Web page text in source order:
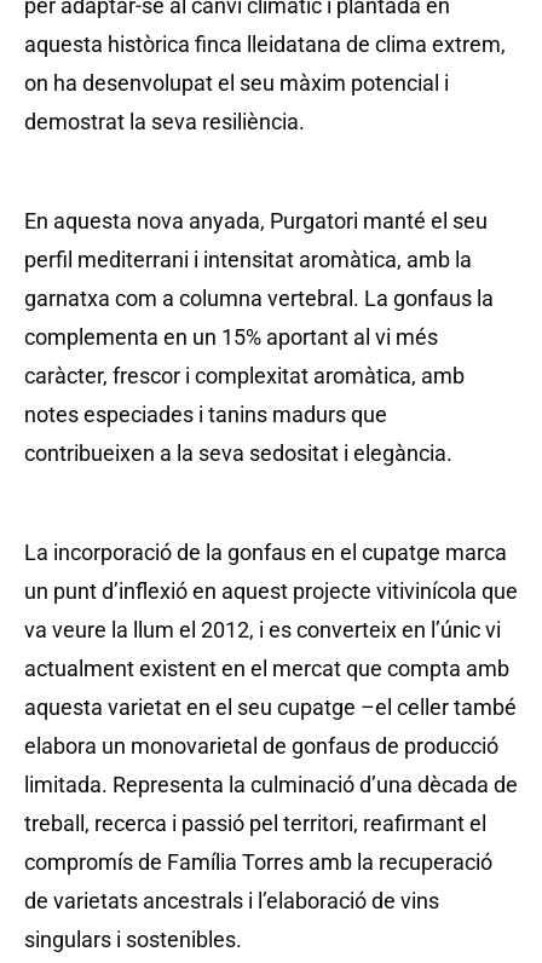
per adaptar-se al canvi climàtic i plantada en
aquesta històrica finca lleidatana de clima extrem,
on ha desenvolupat el seu màxim potencial i
demostrat la seva resiliència.
En aquesta nova anyada, Purgatori manté el seu
perfil mediterrani i intensitat aromàtica, amb la
garnatxa com a columna vertebral. La gonfaus la
complementa en un 15% aportant al vi més
caràcter, frescor i complexitat aromàtica, amb
notes especiades i tanins madurs que
contribueixen a la seva sedositat i elegància.
La incorporació de la gonfaus en el cupatge marca
un punt d’inflexió en aquest projecte vitivinícola que
va veure la llum el 2012, i es converteix en l’únic vi
actualment existent en el mercat que compta amb
aquesta varietat en el seu cupatge –el celler també
elabora un monovarietal de gonfaus de producció
limitada. Representa la culminació d’una dècada de
treball, recerca i passió pel territori, reafirmant el
compromís de Família Torres amb la recuperació
de varietats ancestrals i l’elaboració de vins
singulars i sostenibles.